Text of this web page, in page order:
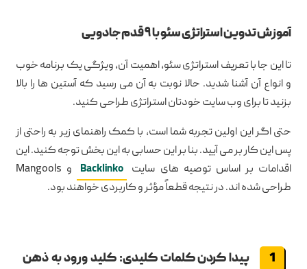
آموزش تدوین استراتژی سئو با ۹ قدم جادویی
تا این جا با تعریف استراتژی سئو، اهمیت آن، ویژگی یک برنامه خوب
و انواع آن آشنا شدید. حالا نوبت به آن می رسید که آستین ها را بالا
بزنید تا برای وب سایت خودتان استراتژی طراحی کنید.
حتی اگر این اولین تجربه شما است، با کمک راهنمای زیر به راحتی از
پس این کار بر می آیید. بنا بر این حسابی به این بخش توجه کنید. این
اقدامات بر اساس توصیه های سایت Backlinko
و Mangools
طراحی شده اند. در نتیجه قطعاً مؤثر و کاربردی خواهند بود.
پیدا کردن کلمات کلیدی: کلید ورود به ذهن